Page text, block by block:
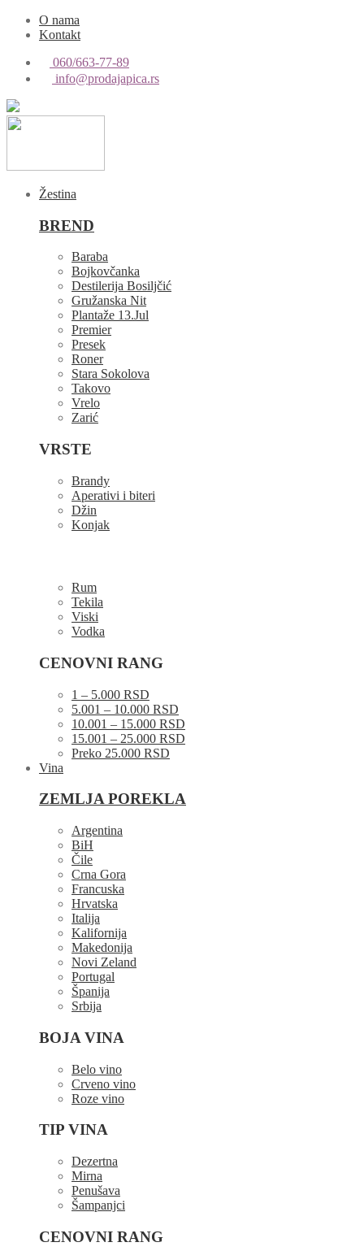
O nama
Kontakt
060/663-77-89
info@prodajapica.rs
Žestina
BREND
Baraba
Bojkovčanka
Destilerija Bosiljčić
Gružanska Nit
Plantaže 13.Jul
Premier
Presek
Roner
Stara Sokolova
Takovo
Vrelo
Zarić
VRSTE
Brandy
Aperativi i biteri
Džin
Konjak
Rum
Tekila
Viski
Vodka
CENOVNI RANG
1 – 5.000 RSD
5.001 – 10.000 RSD
10.001 – 15.000 RSD
15.001 – 25.000 RSD
Preko 25.000 RSD
Vina
ZEMLJA POREKLA
Argentina
BiH
Čile
Crna Gora
Francuska
Hrvatska
Italija
Kalifornija
Makedonija
Novi Zeland
Portugal
Španija
Srbija
BOJA VINA
Belo vino
Crveno vino
Roze vino
TIP VINA
Dezertna
Mirna
Penušava
Šampanjci
CENOVNI RANG